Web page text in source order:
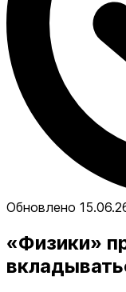
Обновлено
«Физики»